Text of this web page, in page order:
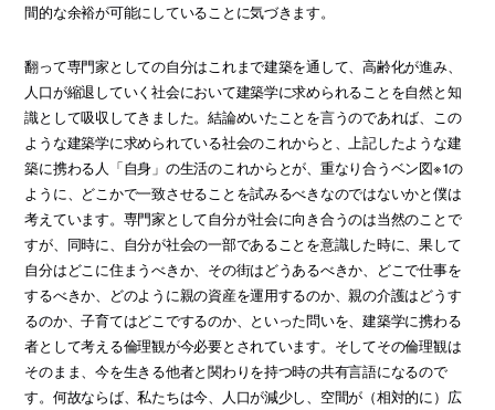
間的な余裕が可能にしていることに気づきます。
翻って専門家としての自分はこれまで建築を通して、高齢化が進み、
人口が縮退していく社会において建築学に求められることを自然と知
識として吸収してきました。結論めいたことを言うのであれば、この
ような建築学に求められている社会のこれからと、上記したような建
築に携わる人「自身」の生活のこれからとが、重なり合うベン図※1の
ように、どこかで一致させることを試みるべきなのではないかと僕は
考えています。専門家として自分が社会に向き合うのは当然のことで
すが、同時に、自分が社会の一部であることを意識した時に、果して
自分はどこに住まうべきか、その街はどうあるべきか、どこで仕事を
するべきか、どのように親の資産を運用するのか、親の介護はどうす
るのか、子育てはどこでするのか、といった問いを、建築学に携わる
者として考える倫理観が今必要とされています。そしてその倫理観は
そのまま、今を生きる他者と関わりを持つ時の共有言語になるので
す。何故ならば、私たちは今、人口が減少し、空間が（相対的に）広